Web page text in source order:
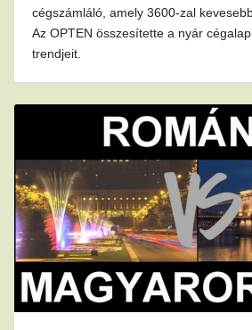
cégszámláló, amely 3600-zal
Az OPTEN összesítette a nyár
trendjeit.